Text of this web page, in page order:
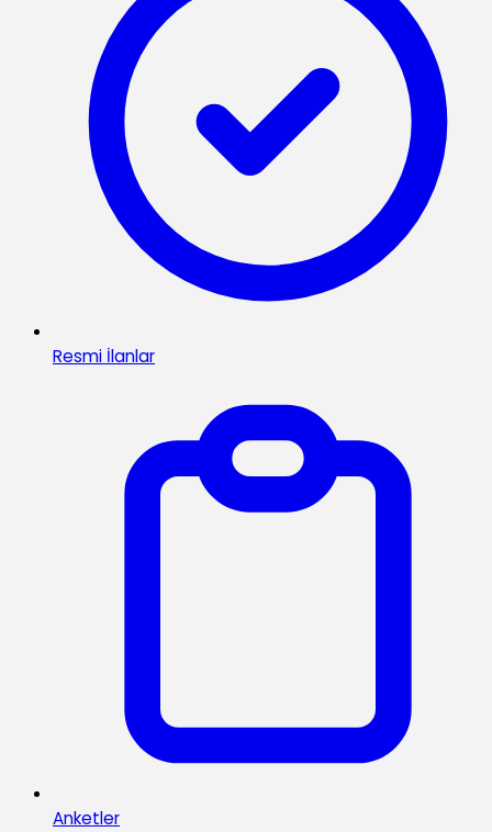
Resmi İlanlar
Anketler